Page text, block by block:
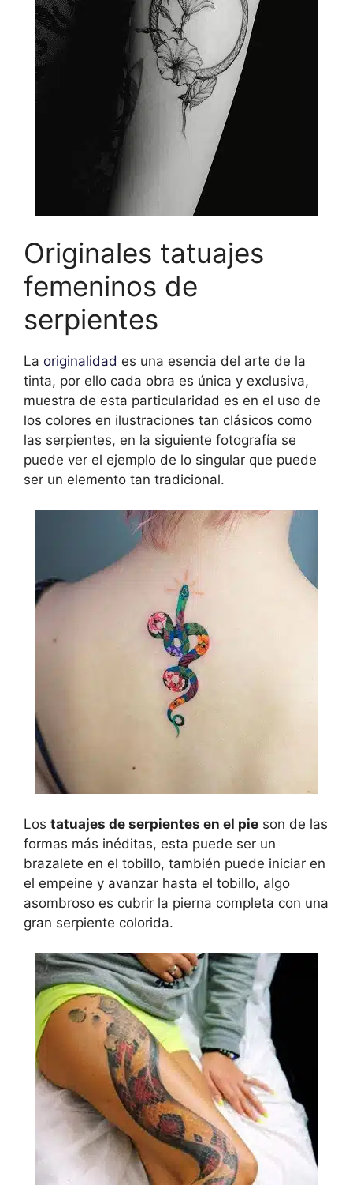
Originales tatuajes
femeninos de
serpientes
La originalidad es una esencia del arte de la
tinta, por ello cada obra es única y exclusiva,
muestra de esta particularidad es en el uso de
los colores en ilustraciones tan clásicos como
las serpientes, en la siguiente fotografía se
puede ver el ejemplo de lo singular que puede
ser un elemento tan tradicional.
Los tatuajes de serpientes en el pie son de las
formas más inéditas, esta puede ser un
brazalete en el tobillo, también puede iniciar en
el empeine y avanzar hasta el tobillo, algo
asombroso es cubrir la pierna completa con una
gran serpiente colorida.